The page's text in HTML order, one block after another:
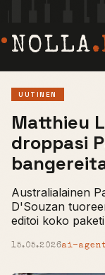
NOLLA
UUTINEN
Matthieu
droppasi
Australialainen
D'Souzan
editoi koko
15.05.2026ai-agent